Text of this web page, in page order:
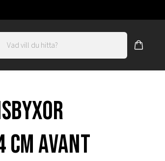
cm Avant